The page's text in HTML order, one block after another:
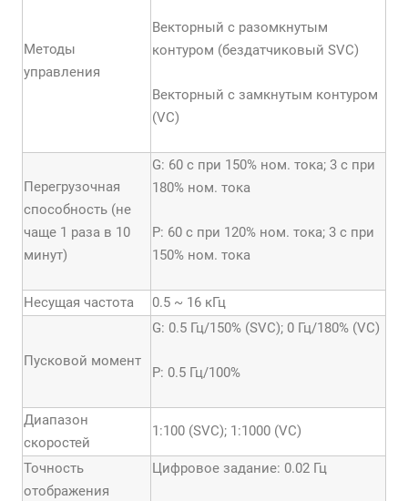
Методы
управления
Векторный с разомкнутым
контуром (бездатчиковый SVC)
Векторный с замкнутым контуром
(VC)
Перегрузочная
способность (не
чаще 1 раза в 10
минут)
G: 60 с при 150% ном. тока; 3 с при
180% ном. тока
P: 60 с при 120% ном. тока; 3 с при
150% ном. тока
Несущая частота 0.5 ~ 16 кГц
Пусковой момент
G: 0.5 Гц/150% (SVC); 0 Гц/180% (VC)
Р: 0.5 Гц/100%
Диапазон
скоростей
1:100 (SVC); 1:1000 (VC)
Точность
отображения
Цифровое задание: 0.02 Гц